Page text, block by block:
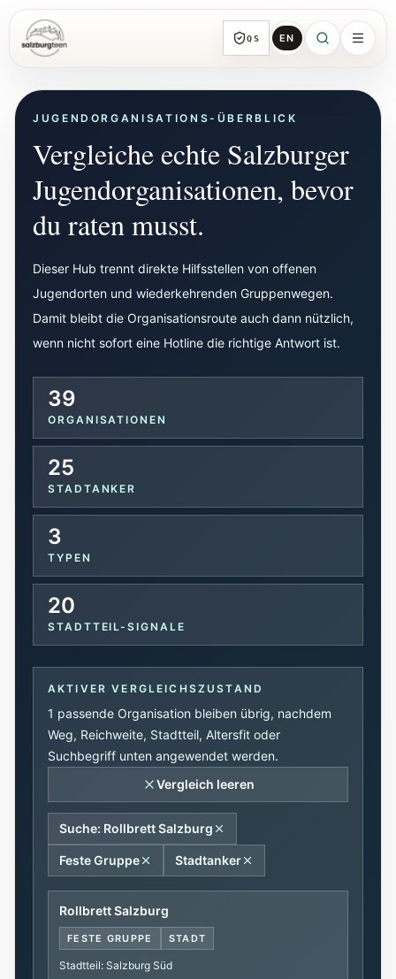
SalzburgTeen QS EN
Alle Themen-Rubriken mit repräsentativen
Guides und direkten Einstiegen.
Suche HIER
Von jeder Seite direkt zur nächsten
Kalender
Jugendrelevante Termine, Schnupperstunden
und geprüfte Einreichungen.
Tools
Interaktive Planer und schnelle
Orientierungshilfen.
Unterstützung, Elternfragen und offizielle
Anlaufstellen.
Updates
Was neu, geprüft oder erweitert wurde.
JUGENDORGANISATIONS-ÜBERBLICK
Vergleiche echte Salzburger
Jugendorganisationen, bevor
du raten musst.
Dieser Hub trennt direkte Hilfsstellen von offenen
Jugendorten und wiederkehrenden Gruppenwegen.
Damit bleibt die Organisationsroute auch dann nützlich,
wenn nicht sofort eine Hotline die richtige Antwort ist.
39
ORGANISATIONEN
25
STADTANKER
3
TYPEN
20
STADTTEIL-SIGNALE
AKTIVER VERGLEICHSZUSTAND
1 passende Organisation bleiben übrig, nachdem
Weg, Reichweite, Stadtteil, Altersfit oder
Suchbegriff unten angewendet werden.
Vergleich leeren
Suche: Rollbrett Salzburg
Feste Gruppe Stadtanker
Rollbrett Salzburg
FESTE GRUPPE STADT
Stadtteil: Salzburg Süd